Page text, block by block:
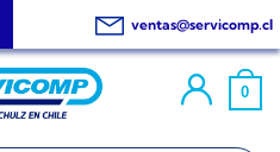
ventas@servicomp.cl
0